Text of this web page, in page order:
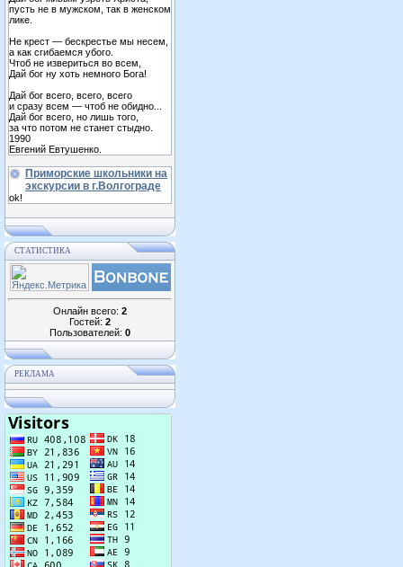
пусть не в мужском, так в женском
лике.
Не крест — бескрестье мы несем,
а как сгибаемся убого.
Чтоб не извериться во всем,
Дай бог ну хоть немного Бога!
Дай бог всего, всего, всего
и сразу всем — чтоб не обидно...
Дай бог всего, но лишь того,
за что потом не станет стыдно.
1990
Евгений Евтушенко.
Приморские школьники на
экскурсии в г.Волгограде
ok!
СТАТИСТИКА
Онлайн всего: 2
Гостей: 2
Пользователей: 0
РЕКЛАМА